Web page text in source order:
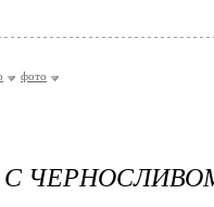
фото
С